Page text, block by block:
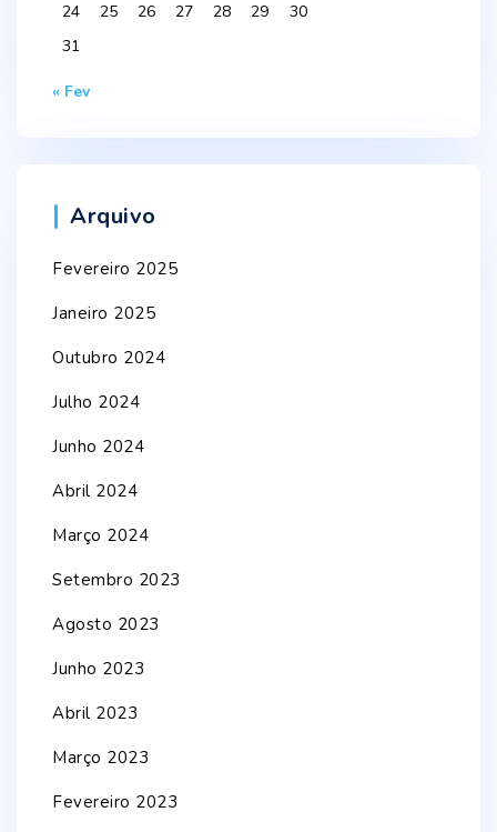
24
25 26 27 28 29
30
31
« Fev
Arquivo
Fevereiro 2025
Janeiro 2025
Outubro 2024
Julho 2024
Junho 2024
Abril 2024
Março 2024
Setembro 2023
Agosto 2023
Junho 2023
Abril 2023
Março 2023
Fevereiro 2023